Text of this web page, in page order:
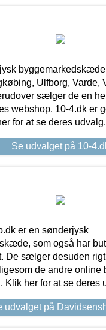
Ulfborg, Varde,
sælger de en
webshop. 10-4.dk er
for at se deres udvalg.
Se udvalget på 10-
er en sønderjysk
som også har
De sælger desuden
de andre online
Klik her for at se deres
udvalget på